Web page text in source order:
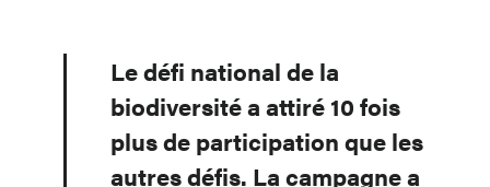
Le défi national de la
biodiversité a attiré 10 fois
plus de participation que les
autres défis. La campagne a